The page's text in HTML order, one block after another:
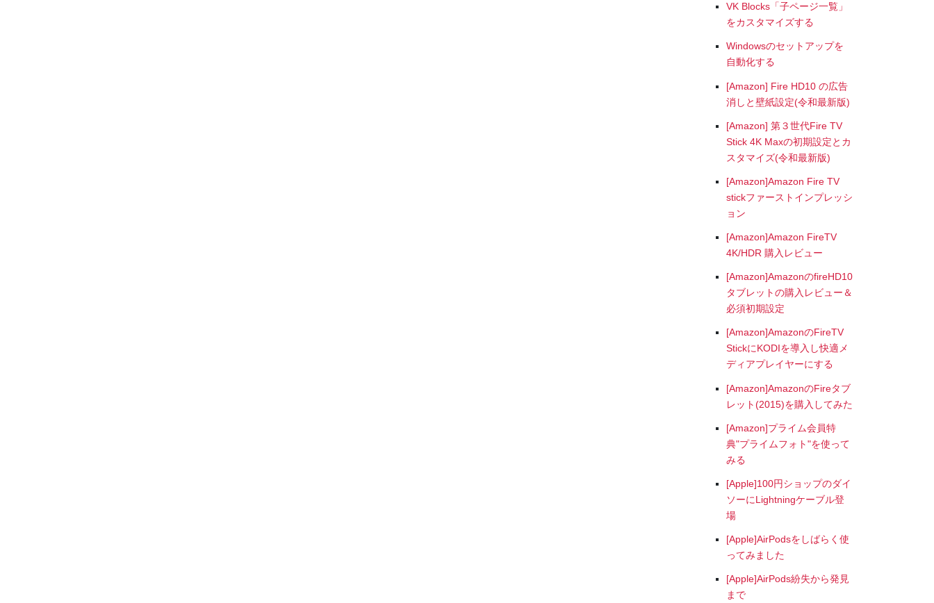
VK Blocks「子ページ一覧」
をカスタマイズする
Windowsのセットアップを
自動化する
[Amazon] Fire HD10 の広告
消しと壁紙設定(令和最新版)
[Amazon] 第３世代Fire TV
Stick 4K Maxの初期設定とカ
スタマイズ(令和最新版)
[Amazon]Amazon Fire TV
stickファーストインプレッシ
ョン
[Amazon]Amazon FireTV
4K/HDR 購入レビュー
[Amazon]AmazonのfireHD10
タブレットの購入レビュー＆
必須初期設定
[Amazon]AmazonのFireTV
StickにKODIを導入し快適メ
ディアプレイヤーにする
[Amazon]AmazonのFireタブ
レット(2015)を購入してみた
[Amazon]プライム会員特
典"プライムフォト"を使って
みる
[Apple]100円ショップのダイ
ソーにLightningケーブル登
場
[Apple]AirPodsをしばらく使
ってみました
[Apple]AirPods紛失から発見
まで